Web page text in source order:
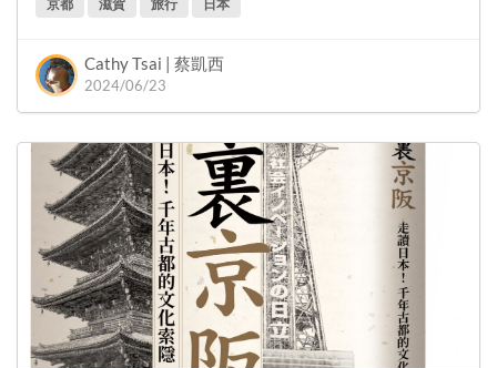
京都 滋賀 旅行 日本
Cathy Tsai | 蔡凱西
2024/06/23